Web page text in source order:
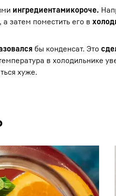
ингредиентамикороче.
затем поместить его в
бы конденсат. Это
в холодильнике
хуже.